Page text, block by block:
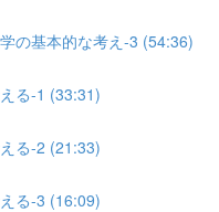
の基本的な考え-3 (54:36)
る-1 (33:31)
る-2 (21:33)
る-3 (16:09)